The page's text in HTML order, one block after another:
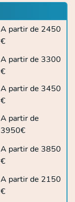
A partir de 2450
€
A partir de 3300
€
A partir de 3450
€
A partir de
3950€
A partir de 3850
€
A partir de 2150
€